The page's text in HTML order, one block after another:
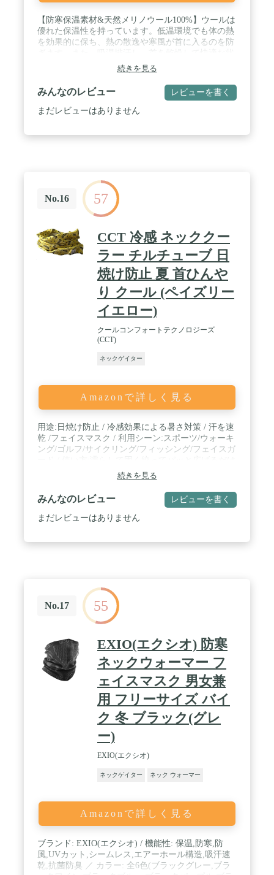
【防寒保温素材&天然メリノウール100%】ウールは
優れた保温性を持っています。低温環境でも体の熱
を効果的に保ち、熱の散逸や寒風が首に入るのを防
態に保つことができます。快適で暖かなアウトドア
体験を提供します。 / 【おしゃれ&男女兼用】無地
でシンプルなデザインは、様々なスタイルに合わせ
やすく、男女問わず使用できます。暖かさを提供す
るだけでなく、秋冬のファッションアクセサリーと
【抗菌&防臭】：ウールは天然の抗菌防臭機能を持
ち、細菌の繁殖を効果的に抑制し、異臭の発生を防
ぎます。寒い冬でも頻繁に着用していても、首周り
を清潔で衛生的に保つことができます。 / 【多機能
&多使用シーン】もし一つのネックウォーマーだけ
持ち運びたい場合、この商品が最適です！このネッ
クウォーマーはヘアバンド、フェイスカバー、また
帽子しても使用可能です。スキー、ゴルフ、登山、
野球などの活動に適応します。アウトドア用・室内
用・就寝用など様々な場合にもご着用いただけま
す。 / 【洗いやすい】手で洗ってもいいし、直接に
洗濯機の羊毛のモードを使ってもいいです。高価な
ドライクリーニングは必要ありません。6カッ月安
心保証付き、商品が不具合があったら、いつもで連
続きを見る
みんなのレビュー レビューを書く
まだレビューはありません
No.16 57
CCT 冷感 ネッククー
ラー チルチューブ 日
焼け防止 夏 首ひんや
り クール (ペイズリー
イエロー)
クールコンフォートテクノロジーズ
(CCT)
ネックゲイター
Amazonで詳しく見る
用途:日焼け防止 / 冷感効果による暑さ対策 / 汗を速
乾 /フェイスマスク / 利用シーン:スポーツ/ウォーキ
ング/ゴルフ/サイクリング/フィッシング/フェイスガ
で冷感が作動 / 素材:ポリエステル100%(消臭糸「ム
ッシュ」を使用) / サイズ:フリーサイズ(男女兼用)
長さ約55cm
続きを見る
みんなのレビュー レビューを書く
まだレビューはありません
No.17 55
EXIO(エクシオ) 防寒
ネックウォーマー フ
ェイスマスク 男女兼
用 フリーサイズ バイ
ク 冬 ブラック(グレ
ー)
EXIO(エクシオ)
ネックゲイター ネック ウォーマー
Amazonで詳しく見る
ブランド: EXIO(エクシオ) / 機能性: 保温,防寒,防
風,UVカット,シームレス,エアーホール構造,吸汗速
乾,抗菌防臭 ／ カラー: 全6色(ブラックグレー,ブラ